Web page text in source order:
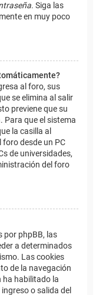
. Siga las
en muy poco
al foro, sus
se elimina al salir
previene que su
Para que el sistema
la casilla al
foro desde un PC
de universidades,
del foro
por phpBB, las
a determinados
Las cookies
de la navegación
ha habilitado la
o salida del